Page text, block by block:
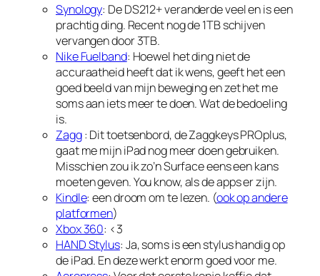
Synology: De DS212+ veranderde veel en is een
prachtig ding. Recent nog de 1TB schijven
vervangen door 3TB.
Nike Fuelband: Hoewel het ding niet de
accuraatheid heeft dat ik wens, geeft het een
goed beeld van mijn beweging en zet het me
soms aan iets meer te doen. Wat de bedoeling
is.
Zagg: Dit toetsenbord, de Zaggkeys PROplus,
gaat me mijn iPad nog meer doen gebruiken.
Misschien zou ik zo’n Surface eens een kans
moeten geven. You know, als de apps er zijn.
Kindle: een droom om te lezen. (ook op andere
platformen)
Xbox 360: <3
HAND Stylus: Ja, soms is een stylus handig op
de iPad. En deze werkt enorm goed voor me.